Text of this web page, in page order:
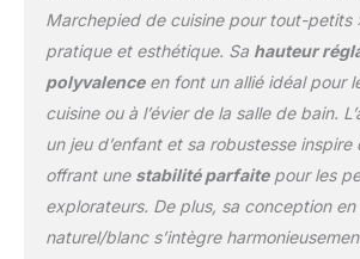
extrémités.
clôture
n'avez pas à
soucier que
creuse et
tabouret pour
pour bébés
de design
Marchepied de cuisine pour tout-petits
pratique et esthétique. Sa hauteur
polyvalenceen font un allié idéal pour
cuisine ou à l’évier de la salle de bain.
un jeu d’enfant et sa robustesse inspire
offrant une stabilité parfaitepour les
explorateurs. De plus, sa conception en
naturel/blanc s’intègre